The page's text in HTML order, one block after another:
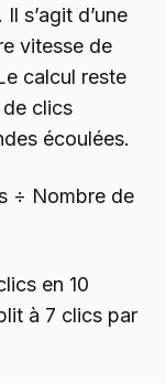
s’agit d’une
vitesse de
calcul reste
clics
écoulées.
÷ Nombre de
en 10
à 7 clics par